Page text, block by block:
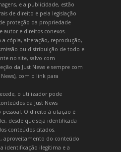
e a publicidade, estão
de direito e pela legislação
proteção da propriedade
autor e direitos conexos.
a cópia, alteração, reprodução,
ou distribuição de todo e
no site, salvo com
da Just News e sempre com
com o link para
o utilizador pode
da Just News
pessoal. O direito à citação é
desde que seja identificada
conteúdos citados.
aproveitamento do conteúdo
identificação ilegítima e a